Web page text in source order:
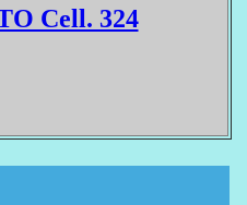
Cell. 324